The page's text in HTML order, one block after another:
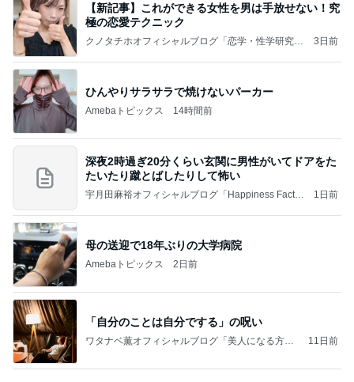
【新記事】これができる女性を男は手放せない！究
極の恋愛テクニック
クノタチホオフィシャルブログ「恋学・性学研究
3日前
ひんやりサラサラで焼けないパーカー
Amebaトピックス 14時間前
深夜2時過ぎ20分くらい玄関に男性がいてドアをた
たいたり蹴とばしたりして怖い
宇月田麻裕オフィシャルブログ「Happiness Factor
1日前
母の送迎で18年ぶりの大学病院
Amebaトピックス 2日前
「自分のことは自分でする」の呪い
ワタナベ薫オフィシャルブログ「美人になる方
11日前